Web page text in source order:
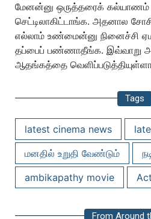
மேனன்னு ஒருத்தரைக் கல்யாணம்
செட்டிலாகிட்டாங்க. அதனால
எல்லாம் உண்மைன்னு நினைச்சி
தப்பைப் பண்ணாதீங்க. இவ்வாறு
ஆதங்கத்தை
Tags
latest cinema news
மனதில் உறுதி வேண்டும்
ambikapathy movie
From Around